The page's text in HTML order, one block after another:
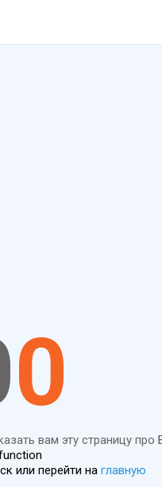
0
вам эту страницу про
или перейти на главную